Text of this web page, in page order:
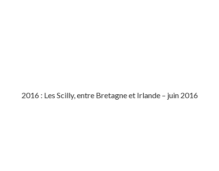
2016 : Les Scilly, entre Bretagne et Irlande – juin 2016